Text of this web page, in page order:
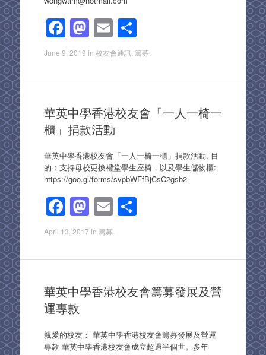
F
a
c
e
b
o
o
k
M
a
st
o
d
o
n
E
m
ail
S
h
ar
e
June 9, 2019 in 校友會通訊, 籌募
華英中學香港校友會「一人一椅一
櫃」捐款活動
華英中學香港校友會「一人一椅一櫃」捐款活動, 目
的：支持母校更換禮堂學生座椅，以及學生儲物櫃:
https://goo.gl/forms/svpbWFfBjCsC2gsb2
F
a
c
e
b
o
o
k
M
a
st
o
d
o
E S
e
April 13, 2017 in 籌募
華英中學香港校友會籌募發展及營
運專款
親愛的校友： 華英中學香港校友會籌募發展及營運
專款 華英中學香港校友會成立超過半個世。多年